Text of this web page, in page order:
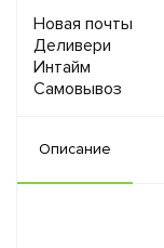
Новая почты
Деливери
Интайм
Самовывоз
Описание